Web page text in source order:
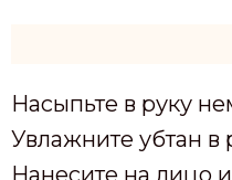
Насыпьте в руку
Увлажните убтан в
Нанесите на лицо